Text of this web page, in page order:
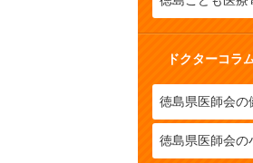
ドクターコラ
徳島県医師会の
徳島県医師会の